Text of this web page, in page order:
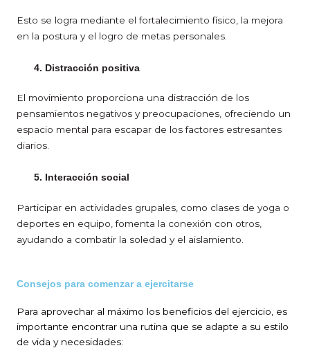
Esto se logra mediante el fortalecimiento físico, la mejora
en la postura y el logro de metas personales.
Distracción positiva
El movimiento proporciona una distracción de los
pensamientos negativos y preocupaciones, ofreciendo un
espacio mental para escapar de los factores estresantes
diarios.
Interacción social
Participar en actividades grupales, como clases de yoga o
deportes en equipo, fomenta la conexión con otros,
ayudando a combatir la soledad y el aislamiento.
Consejos para comenzar a ejercitarse
Para aprovechar al máximo los beneficios del ejercicio, es
importante encontrar una rutina que se adapte a su estilo
de vida y necesidades: